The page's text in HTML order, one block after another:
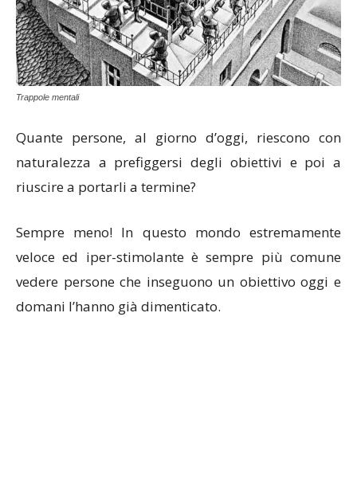
Trappole mentali
Quante persone, al giorno d’oggi, riescono con
naturalezza a prefiggersi degli obiettivi e poi a
riuscire a portarli a termine?
Sempre meno! In questo mondo estremamente
veloce ed iper-stimolante è sempre più comune
vedere persone che inseguono un obiettivo oggi e
domani l’hanno già dimenticato.